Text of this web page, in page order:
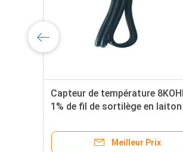
Capteur de température
1% de fil de sortilège en laiton
automatique de contrôle de
température
Meilleur Prix